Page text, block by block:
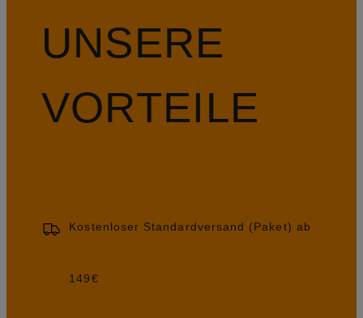
UNSERE
VORTEILE
Kostenloser Standardversand (Paket) ab
149€